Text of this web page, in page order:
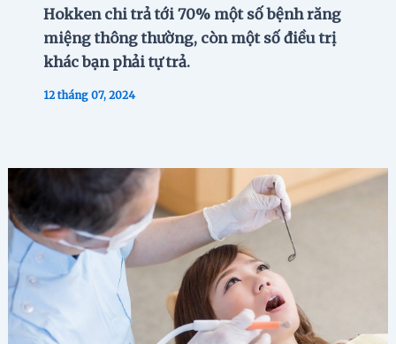
Hokken chi trả tới 70% một số bệnh răng
miệng thông thường, còn một số điều trị
khác bạn phải tự trả.
12 tháng 07, 2024